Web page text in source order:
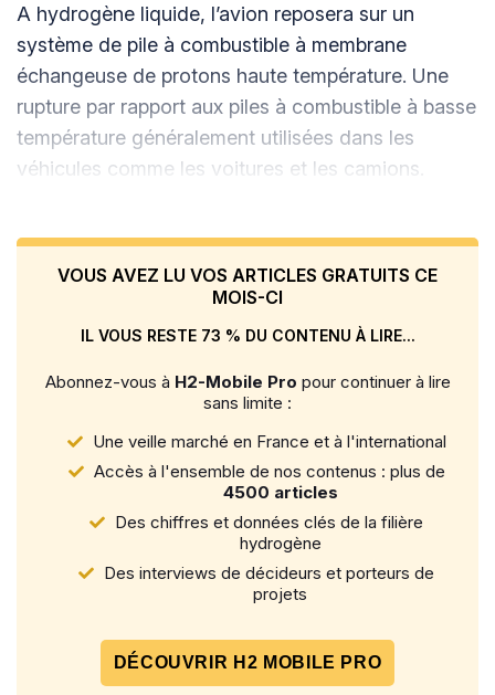
A hydrogène liquide, l’avion reposera sur un
système de pile à combustible à membrane
échangeuse de protons haute température. Une
rupture par rapport aux piles à combustible à basse
température généralement utilisées dans les
véhicules comme les voitures et les camions.
VOUS AVEZ LU VOS ARTICLES GRATUITS CE
MOIS-CI
IL VOUS RESTE 73 % DU CONTENU À LIRE...
Abonnez-vous à H2-Mobile Pro pour continuer à lire
sans limite :
Une veille marché en France et à l'international
Accès à l'ensemble de nos contenus : plus de
4500 articles
Des chiffres et données clés de la filière
hydrogène
Des interviews de décideurs et porteurs de
projets
DÉCOUVRIR H2 MOBILE PRO